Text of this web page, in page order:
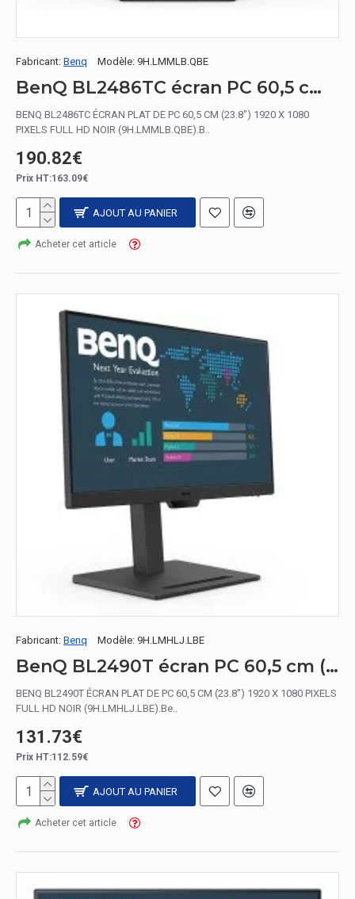
Fabricant: Benq Modèle: 9H.LMMLB.QBE
BenQ BL2486TC écran PC 60,5 cm (23.8") 1920 x 1080 pixels Full HD Noir
BENQ BL2486TC ÉCRAN PLAT DE PC 60,5 CM (23.8") 1920 X 1080
PIXELS FULL HD NOIR (9H.LMMLB.QBE).B..
190.82€
Prix HT:163.09€
AJOUT AU PANIER
Acheter cet article
Fabricant: Benq Modèle: 9H.LMHLJ.LBE
BenQ BL2490T écran PC 60,5 cm (23.8") 1920 x 1080 pixels Full HD Noir
BENQ BL2490T ÉCRAN PLAT DE PC 60,5 CM (23.8") 1920 X 1080 PIXELS
FULL HD NOIR (9H.LMHLJ.LBE).Be..
131.73€
Prix HT:112.59€
AJOUT AU PANIER
Acheter cet article